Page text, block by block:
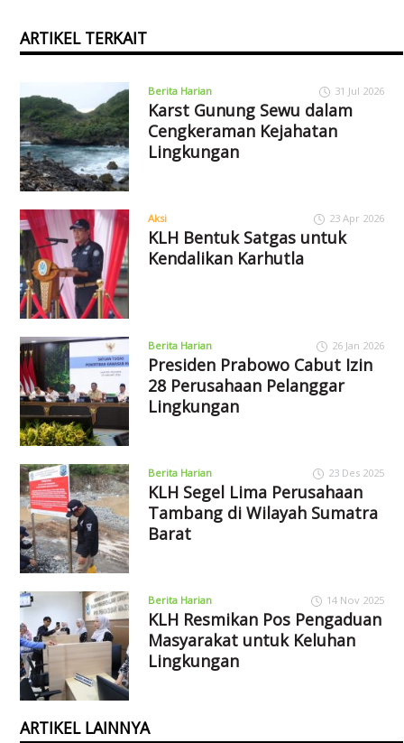
ARTIKEL TERKAIT
Berita Harian 31 Jul 2026
Karst Gunung Sewu dalam
Cengkeraman Kejahatan
Lingkungan
Aksi 23 Apr 2026
KLH Bentuk Satgas untuk
Kendalikan Karhutla
Berita Harian 26 Jan 2026
Presiden Prabowo Cabut Izin
28 Perusahaan Pelanggar
Lingkungan
Berita Harian 23 Des 2025
KLH Segel Lima Perusahaan
Tambang di Wilayah Sumatra
Barat
Berita Harian 14 Nov 2025
KLH Resmikan Pos Pengaduan
Masyarakat untuk Keluhan
Lingkungan
ARTIKEL LAINNYA